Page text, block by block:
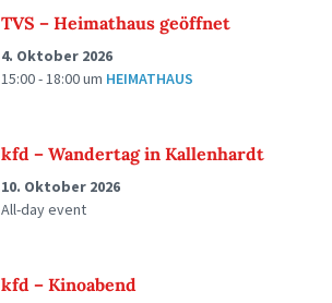
TVS – Heimathaus geöffnet
4. Oktober 2026
15:00 - 18:00um HEIMATHAUS
kfd – Wandertag in Kallenhardt
10. Oktober 2026
All-day event
kfd – Kinoabend